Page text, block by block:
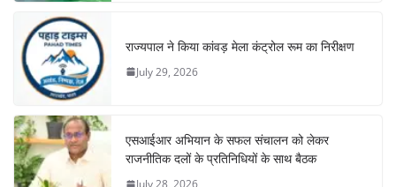
राज्यपाल ने किया कांवड़ मेला कंट्रोल रूम का निरीक्षण
July 29, 2026
एसआईआर अभियान के सफल संचालन को लेकर
राजनीतिक दलों के प्रतिनिधियों के साथ बैठक
July 28, 2026